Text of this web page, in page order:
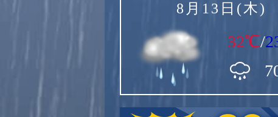
8月13日(木)
32℃/